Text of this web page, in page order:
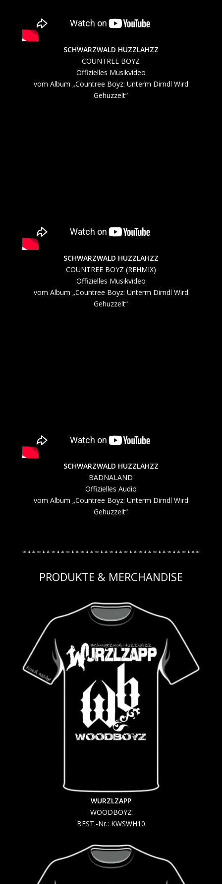
SCHWARZWALD HUZZLAHZZ
COUNTREE BOYZ
Offizielles Musikvideo
vom Album „Countree Boyz: Unterm Dirndl Wird
Gehuzzelt“
SCHWARZWALD HUZZLAHZZ
COUNTREE BOYZ (REHMIX)
Offizielles Musikvideo
vom Album „Countree Boyz: Unterm Dirndl Wird
Gehuzzelt“
SCHWARZWALD HUZZLAHZZ
BADNALAND
Offizielles Audio
vom Album „Countree Boyz: Unterm Dirndl Wird
Gehuzzelt“
PRODUKTE & MERCHANDISE
WURZLZAPP
WOODBOYZ
BEST.-Nr.: KWSWH10